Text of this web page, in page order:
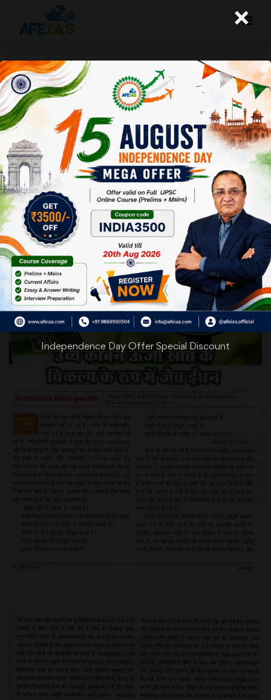
योजना : उच्च कार्बन ऊर्जा स्रोत के विकल्प के
रूप में जैव ईंधन
Afeias 01 Mar 2025
To Download Click Here.
×
Independence Day Offer Special Discount